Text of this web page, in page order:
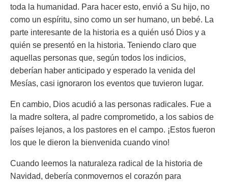
toda la humanidad. Para hacer esto, envió a Su hijo, no
como un espíritu, sino como un ser humano, un bebé. La
parte interesante de la historia es a quién usó Dios y a
quién se presentó en la historia. Teniendo claro que
aquellas personas que, según todos los indicios,
deberían haber anticipado y esperado la venida del
Mesías, casi ignoraron los eventos que tuvieron lugar.
En cambio, Dios acudió a las personas radicales. Fue a
la madre soltera, al padre comprometido, a los sabios de
países lejanos, a los pastores en el campo. ¡Estos fueron
los que le dieron la bienvenida cuando vino!
Cuando leemos la naturaleza radical de la historia de
Navidad, debería conmovernos el corazón para